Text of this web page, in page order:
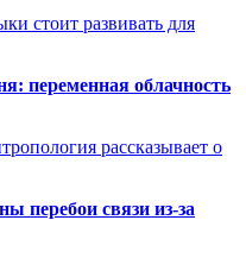
стоит развивать для
переменная облачность
рассказывает о
перебои связи из-за